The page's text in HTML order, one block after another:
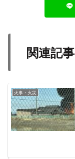
関連記事
火事・火災